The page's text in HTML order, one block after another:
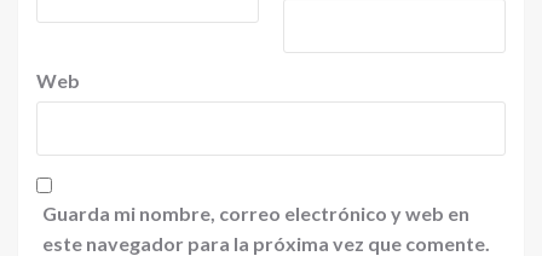
Web
Guarda mi nombre, correo electrónico y web en
este navegador para la próxima vez que comente.